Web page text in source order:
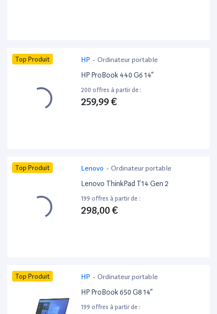
Top Produit HP - Ordinateur portable
HP ProBook 440 G6 14”
200 offres à partir de :
259,99 €
Top Produit Lenovo - Ordinateur portable
Lenovo ThinkPad T14 Gen 2
199 offres à partir de :
298,00 €
Top Produit HP - Ordinateur portable
HP ProBook 650 G8 14”
199 offres à partir de :